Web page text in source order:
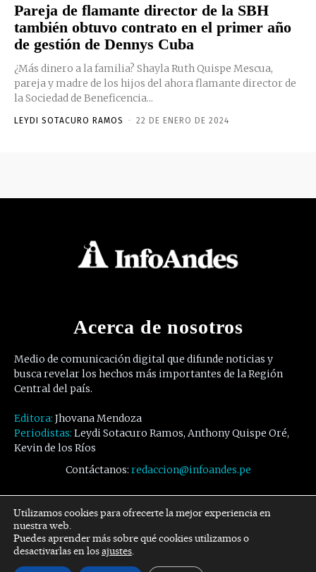
Pareja de flamante director de la SBH
también obtuvo contrato en el primer año
de gestión de Dennys Cuba
¿Más dinero a la familia? Shayla Ruth Quispe Mescua,
pareja y madre de los hijos del ahora flamante director de
la Sociedad de Beneficencia...
LEYDI SOTACURO RAMOS - 22 DE ENERO DE 2024
Acerca de nosotros
Medio de comunicación digital que difunde noticias y
busca revelar los hechos más importantes de la Región
Central del país.
Editora: Jhovana Mendoza
Periodistas: Leydi Sotacuro Ramos, Anthony Quispe Oré,
Kevin de los Ríos
Contáctanos: redaccion@infoandes.pe
Síguenos
Facebook Twitter Youtube
Utilizamos cookies para ofrecerte la mejor experiencia en
nuestra web.
Puedes aprender más sobre qué cookies utilizamos o
desactivarlas en losajustes.